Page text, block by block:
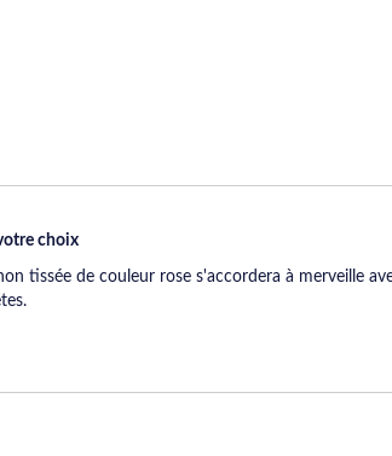
choix
tissée de couleur rose s'accordera à merveille